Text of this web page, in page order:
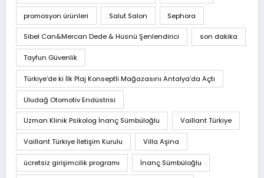
promosyon ürünleri Salut Salon Sephora
Sibel Can&Mercan Dede & Hüsnü Şenlendirici son dakika
Tayfun Güvenlik
Türkiye’de ki İlk Plaj Konseptli Mağazasını Antalya’da Açtı
Uludağ Otomotiv Endüstrisi
Uzman Klinik Psikolog İnanç Sümbüloğlu Vaillant Türkiye
Vaillant Türkiye İletişim Kurulu Villa Aşina
ücretsiz girişimcilik programı İnanç Sümbüloğlu